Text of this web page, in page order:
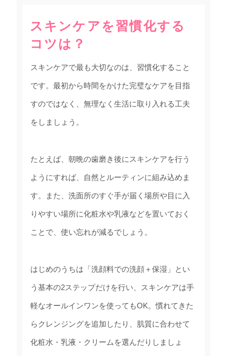
スキンケアを習慣化する
コツは？
スキンケアで最も大切なのは、習慣化すること
です。最初から時間をかけた完璧なケアを目指
すのではなく、無理なく生活に取り入れる工夫
をしましょう。
たとえば、朝晩の歯磨き後にスキンケアを行う
ようにすれば、自然とルーティンに組み込めま
す。また、洗面所のすぐ手が届く場所や目に入
りやすい場所に化粧水や乳液などを置いておく
ことで、使い忘れが減るでしょう。
はじめのうちは「洗顔料での洗顔＋保湿」とい
う基本の2ステップだけを行い、スキンケアは手
軽なオールインワンを使ってもOK。慣れてきた
らクレンジングを追加したり、肌質に合わせて
化粧水・乳液・クリームを選んだりしましょ